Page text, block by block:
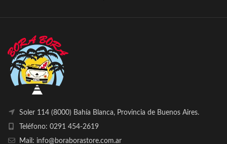
Soler 114 (8000) Bahía Blanca, Provincia de Buenos Aires.
Teléfono: 0291 454-2619
Mail: info@boraborastore.com.ar